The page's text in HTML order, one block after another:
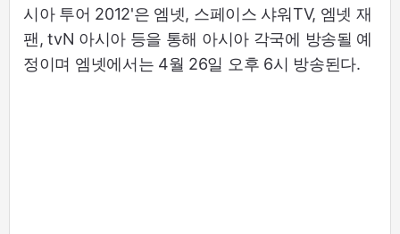
시아 투어 2012'은 엠넷, 스페이스 샤워TV, 엠넷 재
팬, tvN 아시아 등을 통해 아시아 각국에 방송될 예
정이며 엠넷에서는 4월 26일 오후 6시 방송된다.